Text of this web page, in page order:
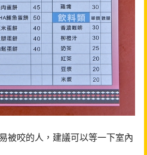
被咬的人，建議可以等一下室內